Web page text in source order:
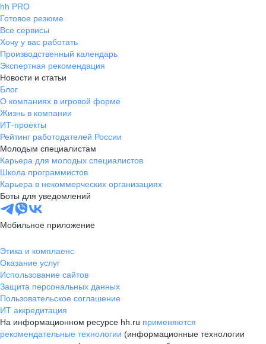
hh PRO
Готовое резюме
Все сервисы
Хочу у вас работать
Производственный календарь
Экспертная рекомендация
Новости и статьи
Блог
О компаниях в игровой форме
Жизнь в компании
ИТ-проекты
Рейтинг работодателей России
Молодым специалистам
Карьера для молодых специалистов
Школа программистов
Карьера в некоммерческих организациях
Боты для уведомлений
Мобильное приложение
Этика и комплаенс
Оказание услуг
Использование сайтов
Защита персональных данных
Пользовательское соглашение
ИТ аккредитация
На информационном ресурсе hh.ru применяются
рекомендательные технологии (информационные технологии